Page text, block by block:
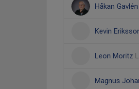
Håkan Gavlén
Kevin
Leon Moritz
Magnus